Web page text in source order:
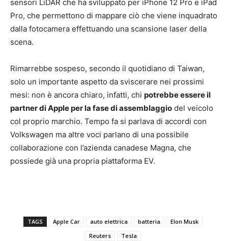
sensori LiDAR che ha sviluppato per iPhone 12 Pro e iPad
Pro, che permettono di mappare ciò che viene inquadrato
dalla fotocamera effettuando una scansione laser della
scena.
Rimarrebbe sospeso, secondo il quotidiano di Taiwan,
solo un importante aspetto da sviscerare nei prossimi
mesi: non è ancora chiaro, infatti, chi potrebbe essere il
partner di Apple per la fase di assemblaggio del veicolo
col proprio marchio. Tempo fa si parlava di accordi con
Volkswagen ma altre voci parlano di una possibile
collaborazione con l’azienda canadese Magna, che
possiede già una propria piattaforma EV.
TAGS Apple Car auto elettrica batteria
Elon Musk
Reuters
Tesla